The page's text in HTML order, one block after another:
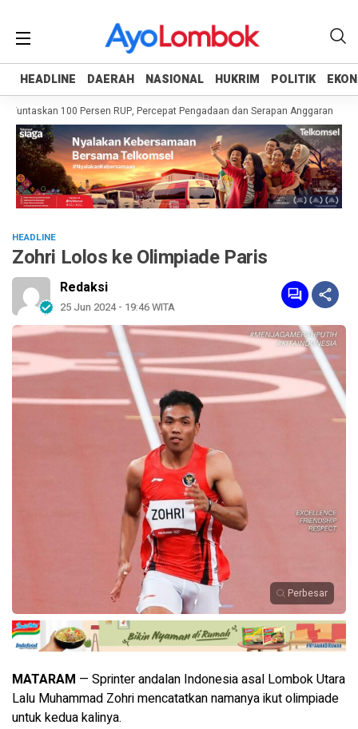
HEADLINE DAERAH NASIONAL HUKRIM POLITIK
HEADLINE DAERAH NASIONAL HUKRIM POLITIK
100 Persen RUP, Percepat Pengadaan dan Serapan Anggaran
HEADLINE
Zohri Lolos ke Olimpiade Paris
Redaksi
25 Jun 2024 - 19:46 WITA
Perbesar
MATARAM — Sprinter andalan Indonesia asal Lombok Utara
Lalu Muhammad Zohri mencatatkan namanya ikut olimpiade
untuk kedua kalinya.